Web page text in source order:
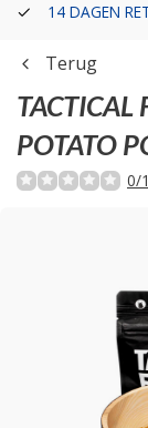
14 DAGEN
Terug
TACTICAL
POTATO
0/